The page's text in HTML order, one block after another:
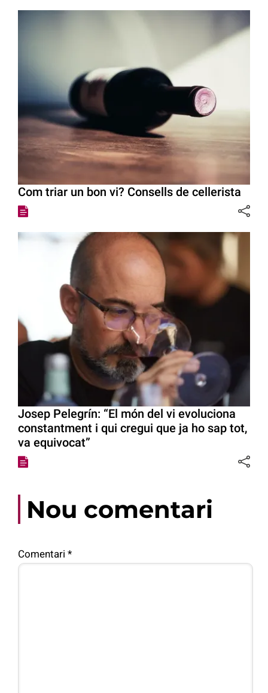
Com triar un bon vi? Consells de cellerista
Josep Pelegrín: “El món del vi evoluciona
constantment i qui cregui que ja ho sap tot,
va equivocat”
Nou comentari
Comentari *